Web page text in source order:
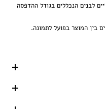
בין המוצר בפועל לתמונה.